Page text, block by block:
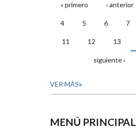
PÁGINAS
« primero ‹ anterior
4 5 6 7
11 12 13
siguiente ›
VER MÁS
MENÚ PRINCIPAL